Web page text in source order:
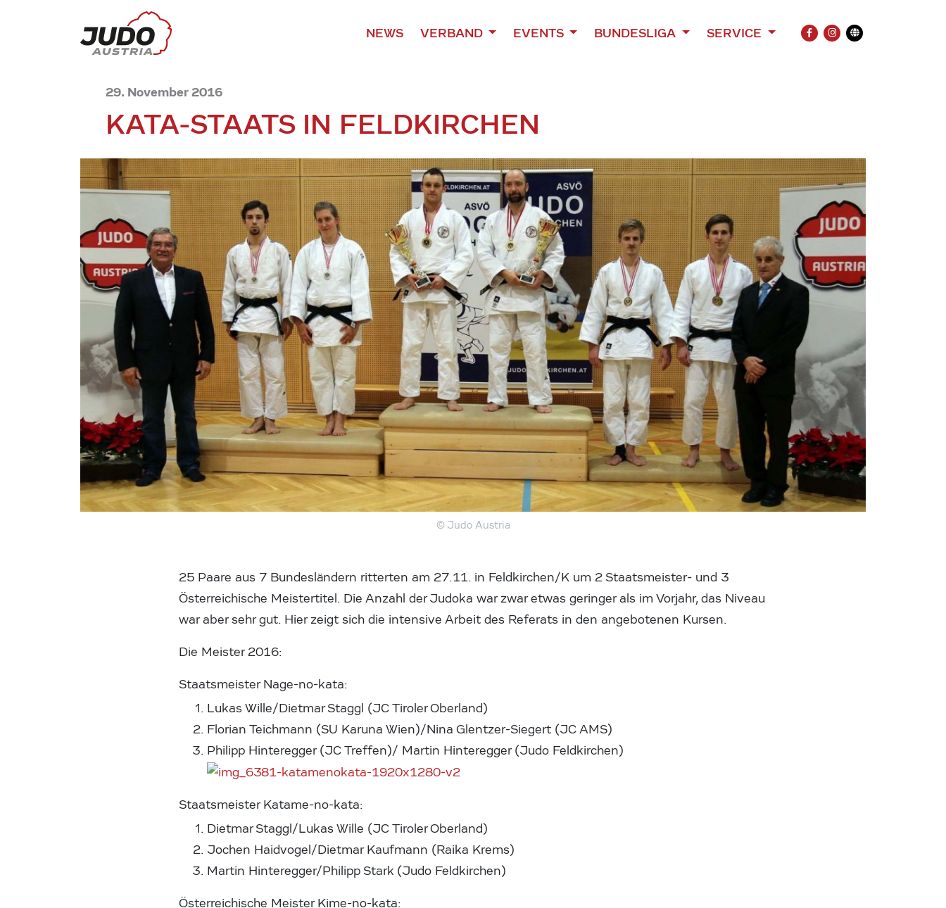
NEWS VERBAND EVENTS BUNDESLIGA SERVICE
FACEBOOK
INSTAGRAM
Übersetzung
29. November 2016
KATA-STAATS IN FELDKIRCHEN
© Judo Austria
25 Paare aus 7 Bundesländern ritterten am 27.11. in Feldkirchen/K um 2 Staatsmeister- und 3
Österreichische Meistertitel. Die Anzahl der Judoka war zwar etwas geringer als im Vorjahr, das Niveau
war aber sehr gut. Hier zeigt sich die intensive Arbeit des Referats in den angebotenen Kursen.
Die Meister 2016:
Staatsmeister Nage-no-kata:
Lukas Wille/Dietmar Staggl (JC Tiroler Oberland)
Florian Teichmann (SU Karuna Wien)/Nina Glentzer-Siegert (JC AMS)
Philipp Hinteregger (JC Treffen)/ Martin Hinteregger (Judo Feldkirchen)
Staatsmeister Katame-no-kata:
Dietmar Staggl/Lukas Wille (JC Tiroler Oberland)
Jochen Haidvogel/Dietmar Kaufmann (Raika Krems)
Martin Hinteregger/Philipp Stark (Judo Feldkirchen)
Österreichische Meister Kime-no-kata: